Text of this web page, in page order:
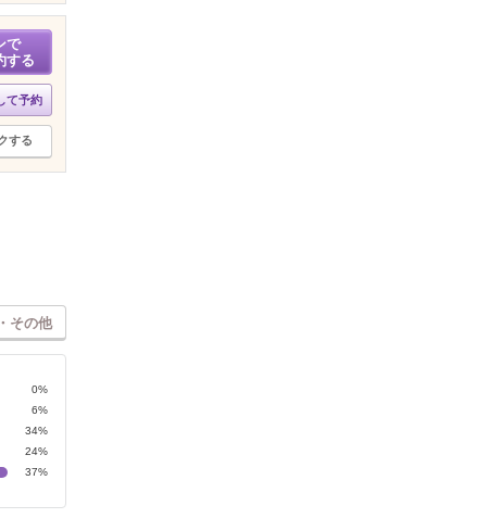
で
する
て予約
する
その他
0%
6%
34%
24%
37%